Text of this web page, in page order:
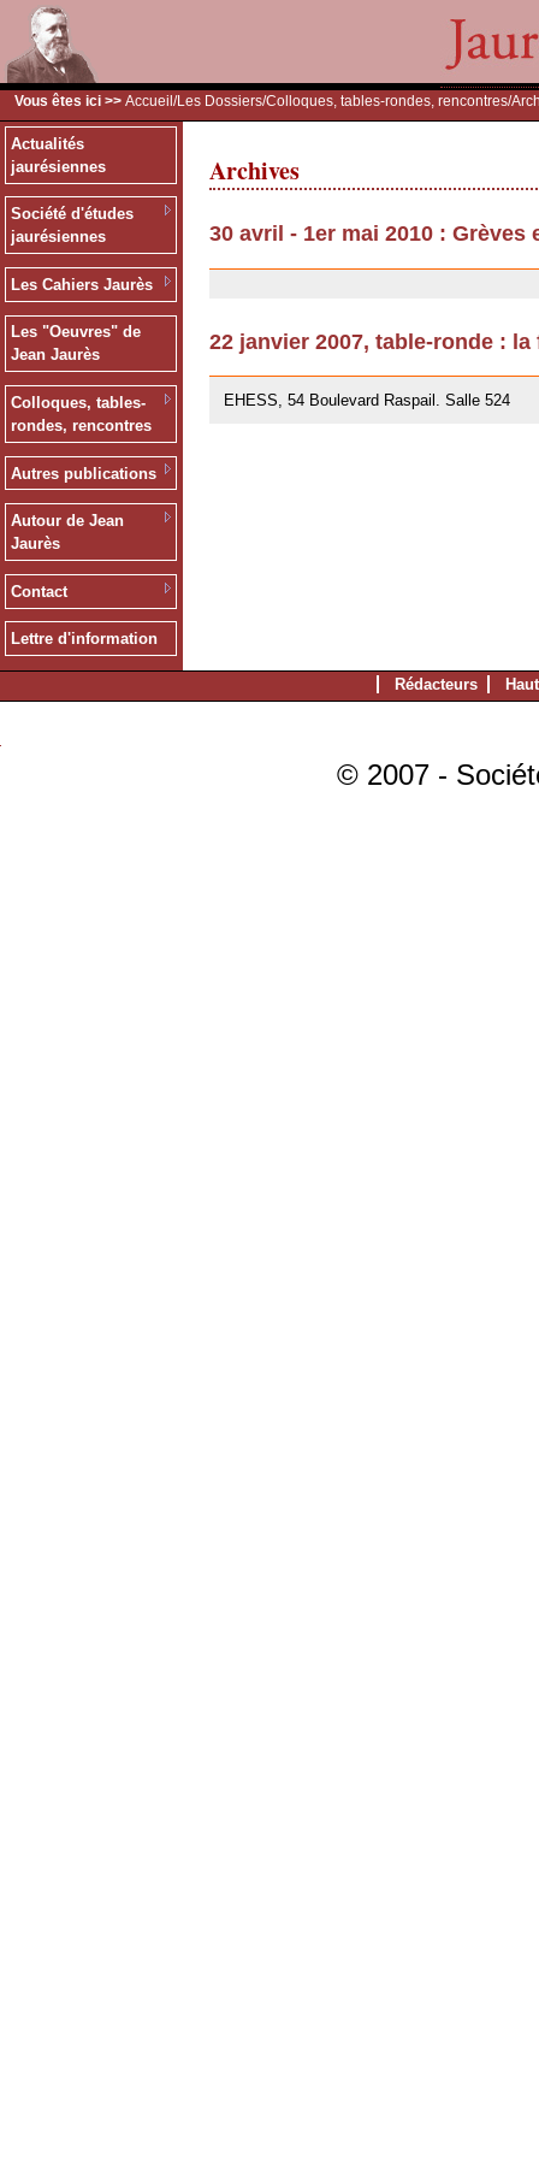
Vous êtes ici >> Accueil /Les Dossiers/Colloques, tables-rondes, rencontres/
Actualités
jaurésiennes
Société d'études
jaurésiennes
Les Cahiers Jaurès
Les "Oeuvres" de
Jean Jaurès
Colloques, tables-
rondes, rencontres
Autres publications
Autour de Jean
Jaurès
Contact
Lettre d'information
Archives
30 avril - 1er mai 2010 :
22 janvier 2007, table-ronde :
EHESS, 54 Boulevard Raspail. Salle 524
Rédacteurs
© 2007 -